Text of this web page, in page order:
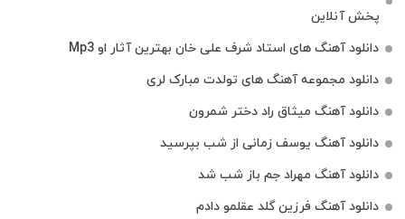
پخش آنلاین
دانلود آهنگ های استاد شرف علی خان بهترین آثار او Mp3
دانلود مجموعه آهنگ های تولدت مبارک لری
دانلود آهنگ میثاق راد دختر شمرون
دانلود آهنگ یوسف زمانی از شب بپرسید
دانلود آهنگ مهراد جم باز شب شد
دانلود آهنگ فرزین گلد عقلمو دادم